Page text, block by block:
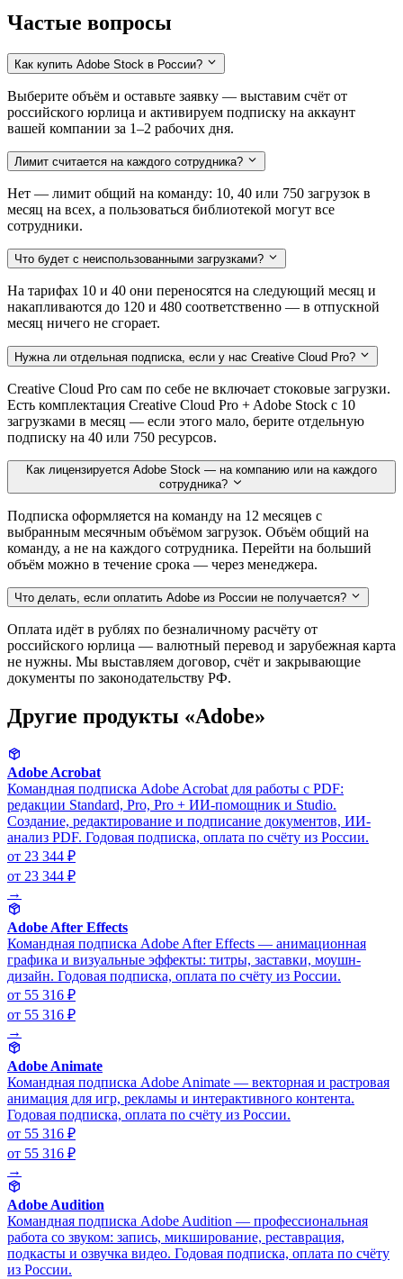
Частые вопросы
Как купить Adobe Stock в России?
Выберите объём и оставьте заявку — выставим счёт от
российского юрлица и активируем подписку на аккаунт
вашей компании за 1–2 рабочих дня.
Лимит считается на каждого сотрудника?
Нет — лимит общий на команду: 10, 40 или 750 загрузок в
месяц на всех, а пользоваться библиотекой могут все
сотрудники.
Что будет с неиспользованными загрузками?
На тарифах 10 и 40 они переносятся на следующий месяц и
накапливаются до 120 и 480 соответственно — в отпускной
месяц ничего не сгорает.
Нужна ли отдельная подписка, если у нас Creative Cloud Pro?
Creative Cloud Pro сам по себе не включает стоковые загрузки.
Есть комплектация Creative Cloud Pro + Adobe Stock с 10
загрузками в месяц — если этого мало, берите отдельную
подписку на 40 или 750 ресурсов.
Как лицензируется Adobe Stock — на компанию или на каждого
сотрудника?
Подписка оформляется на команду на 12 месяцев с
выбранным месячным объёмом загрузок. Объём общий на
команду, а не на каждого сотрудника. Перейти на больший
объём можно в течение срока — через менеджера.
Что делать, если оплатить Adobe из России не получается?
Оплата идёт в рублях по безналичному расчёту от
российского юрлица — валютный перевод и зарубежная карта
не нужны. Мы выставляем договор, счёт и закрывающие
документы по законодательству РФ.
Другие продукты «Adobe»
Adobe Acrobat
Командная подписка Adobe Acrobat для работы с PDF:
редакции Standard, Pro, Pro + ИИ-помощник и Studio.
Создание, редактирование и подписание документов, ИИ-
анализ PDF. Годовая подписка, оплата по счёту из России.
от 23 344 ₽
от 23 344 ₽
→
Adobe After Effects
Командная подписка Adobe After Effects — анимационная
графика и визуальные эффекты: титры, заставки, моушн-
дизайн. Годовая подписка, оплата по счёту из России.
от 55 316 ₽
от 55 316 ₽
→
Adobe Animate
Командная подписка Adobe Animate — векторная и растровая
анимация для игр, рекламы и интерактивного контента.
Годовая подписка, оплата по счёту из России.
от 55 316 ₽
от 55 316 ₽
→
Adobe Audition
Командная подписка Adobe Audition — профессиональная
работа со звуком: запись, микширование, реставрация,
подкасты и озвучка видео. Годовая подписка, оплата по счёту
из России.